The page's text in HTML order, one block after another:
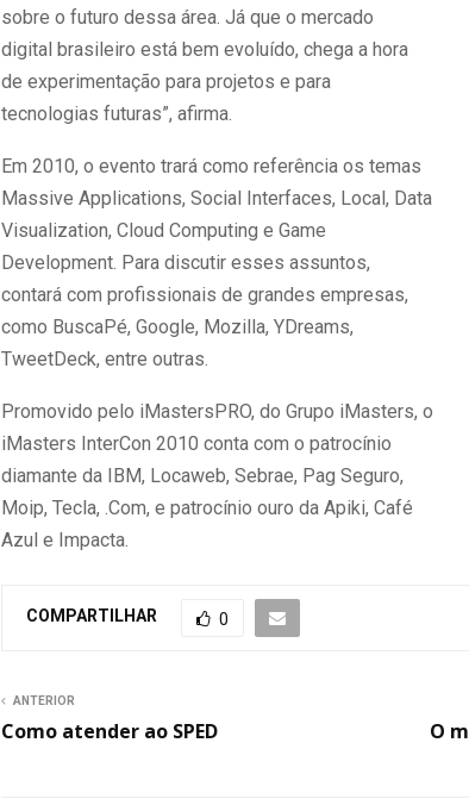
sobre o futuro dessa área. Já que o mercado
digital brasileiro está bem evoluído, chega a hora
de experimentação para projetos e para
tecnologias futuras”, afirma.
Em 2010, o evento trará como referência os temas
Massive Applications, Social Interfaces, Local, Data
Visualization, Cloud Computing e Game
Development. Para discutir esses assuntos,
contará com profissionais de grandes empresas,
como BuscaPé, Google, Mozilla, YDreams,
TweetDeck, entre outras.
Promovido pelo iMastersPRO, do Grupo iMasters, o
iMasters InterCon 2010 conta com o patrocínio
diamante da IBM, Locaweb, Sebrae, Pag Seguro,
Moip, Tecla, .Com, e patrocínio ouro da Apiki, Café
Azul e Impacta.
COMPARTILHAR 0
ANTERIOR
Como atender ao SPED
O